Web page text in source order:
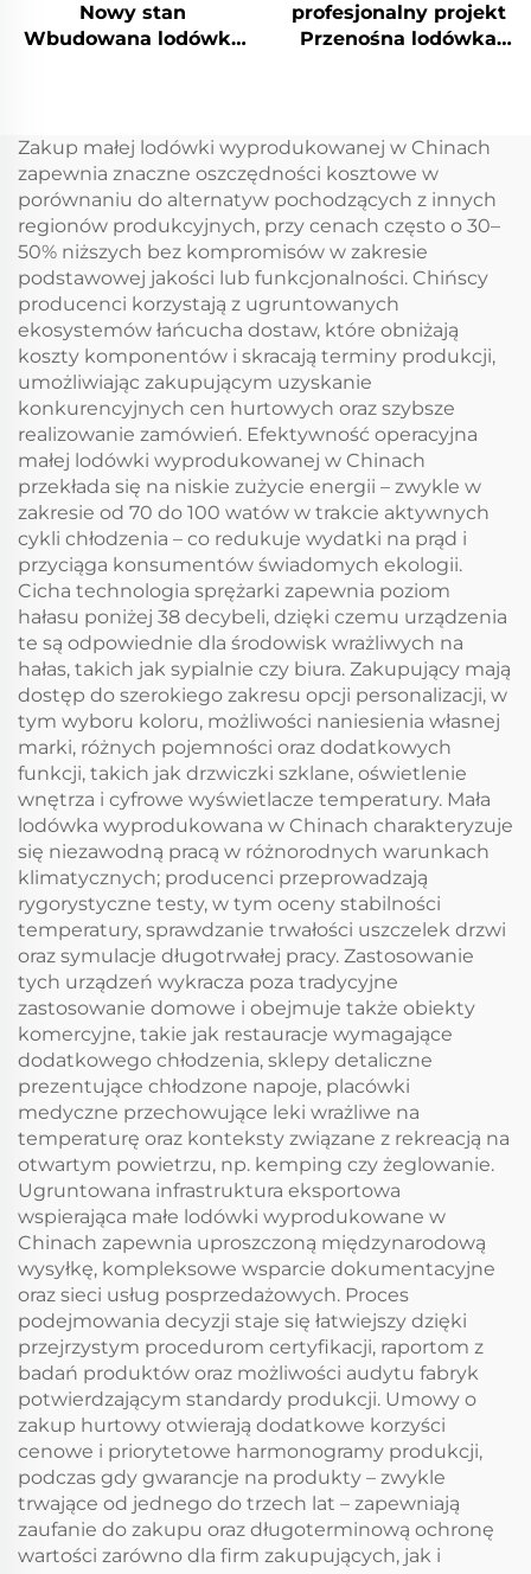
Nowy stan
Wbudowana lodówka
Wbudowana lodówka
samochodowa 20L Dc
Mini lodówka
szufladowa
profesjonalny projekt
Przenośna lodówka
pielęgnacji skóry
Czerwona lub biała
mini lodówka
przenośna
Zakup małej lodówki wyprodukowanej w Chinach
zapewnia znaczne oszczędności kosztowe w
porównaniu do alternatyw pochodzących z innych
regionów produkcyjnych, przy cenach często o 30–
50% niższych bez kompromisów w zakresie
podstawowej jakości lub funkcjonalności. Chińscy
producenci korzystają z ugruntowanych
ekosystemów łańcucha dostaw, które obniżają
koszty komponentów i skracają terminy produkcji,
umożliwiając zakupującym uzyskanie
konkurencyjnych cen hurtowych oraz szybsze
realizowanie zamówień. Efektywność operacyjna
małej lodówki wyprodukowanej w Chinach
przekłada się na niskie zużycie energii – zwykle w
zakresie od 70 do 100 watów w trakcie aktywnych
cykli chłodzenia – co redukuje wydatki na prąd i
przyciąga konsumentów świadomych ekologii.
Cicha technologia sprężarki zapewnia poziom
hałasu poniżej 38 decybeli, dzięki czemu urządzenia
te są odpowiednie dla środowisk wrażliwych na
hałas, takich jak sypialnie czy biura. Zakupujący mają
dostęp do szerokiego zakresu opcji personalizacji, w
tym wyboru koloru, możliwości naniesienia własnej
marki, różnych pojemności oraz dodatkowych
funkcji, takich jak drzwiczki szklane, oświetlenie
wnętrza i cyfrowe wyświetlacze temperatury. Mała
lodówka wyprodukowana w Chinach charakteryzuje
się niezawodną pracą w różnorodnych warunkach
klimatycznych; producenci przeprowadzają
rygorystyczne testy, w tym oceny stabilności
temperatury, sprawdzanie trwałości uszczelek drzwi
oraz symulacje długotrwałej pracy. Zastosowanie
tych urządzeń wykracza poza tradycyjne
zastosowanie domowe i obejmuje także obiekty
komercyjne, takie jak restauracje wymagające
dodatkowego chłodzenia, sklepy detaliczne
prezentujące chłodzone napoje, placówki
medyczne przechowujące leki wrażliwe na
temperaturę oraz konteksty związane z rekreacją na
otwartym powietrzu, np. kemping czy żeglowanie.
Ugruntowana infrastruktura eksportowa
wspierająca małe lodówki wyprodukowane w
Chinach zapewnia uproszczoną międzynarodową
wysyłkę, kompleksowe wsparcie dokumentacyjne
oraz sieci usług posprzedażowych. Proces
podejmowania decyzji staje się łatwiejszy dzięki
przejrzystym procedurom certyfikacji, raportom z
badań produktów oraz możliwości audytu fabryk
potwierdzającym standardy produkcji. Umowy o
zakup hurtowy otwierają dodatkowe korzyści
cenowe i priorytetowe harmonogramy produkcji,
podczas gdy gwarancje na produkty – zwykle
trwające od jednego do trzech lat – zapewniają
zaufanie do zakupu oraz długoterminową ochronę
wartości zarówno dla firm zakupujących, jak i